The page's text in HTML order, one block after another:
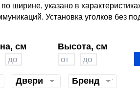
кабину ниагара
кабина 120х120 высокий
кабина гидромассаж
душевую кабину 70х90
купить недорого
ширине, указано в
Установка уголков без
см Высота, см
Двери Бренд